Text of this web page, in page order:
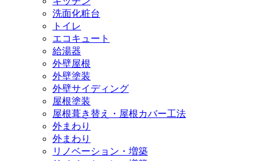
洗面化粧台
トイレ
エコキュート
給湯器
外壁屋根
外壁塗装
外壁サイディング
屋根塗装
屋根葺き替え・屋根カバー工法
外まわり
外まわり
リノベーション・増築